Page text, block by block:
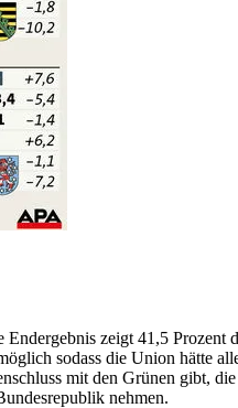
zeigt 41,5
sodass die Union hätte
mit den Grünen gibt,
nehmen.